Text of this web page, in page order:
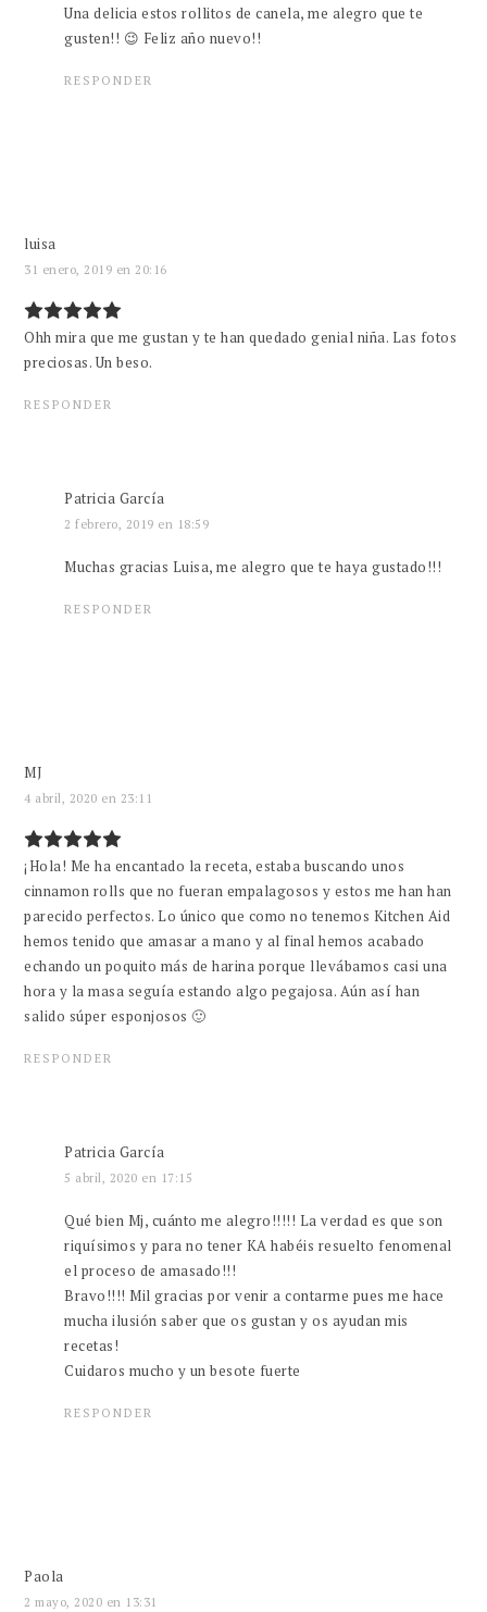
Una delicia estos rollitos de canela, me alegro que te
gusten!! 😉 Feliz año nuevo!!
RESPONDER
luisa
31 enero, 2019 en 20:16
Ohh mira que me gustan y te han quedado genial niña. Las fotos
preciosas. Un beso.
RESPONDER
Patricia García
2 febrero, 2019 en 18:59
Muchas gracias Luisa, me alegro que te haya gustado!!!
RESPONDER
MJ
4 abril, 2020 en 23:11
¡Hola! Me ha encantado la receta, estaba buscando unos
cinnamon rolls que no fueran empalagosos y estos me han han
parecido perfectos. Lo único que como no tenemos Kitchen Aid
hemos tenido que amasar a mano y al final hemos acabado
echando un poquito más de harina porque llevábamos casi una
hora y la masa seguía estando algo pegajosa. Aún así han
salido súper esponjosos 🙂
RESPONDER
Patricia García
5 abril, 2020 en 17:15
Qué bien Mj, cuánto me alegro!!!!! La verdad es que son
riquísimos y para no tener KA habéis resuelto fenomenal
el proceso de amasado!!!
Bravo!!!! Mil gracias por venir a contarme pues me hace
mucha ilusión saber que os gustan y os ayudan mis
recetas!
Cuidaros mucho y un besote fuerte
RESPONDER
Paola
2 mayo, 2020 en 13:31